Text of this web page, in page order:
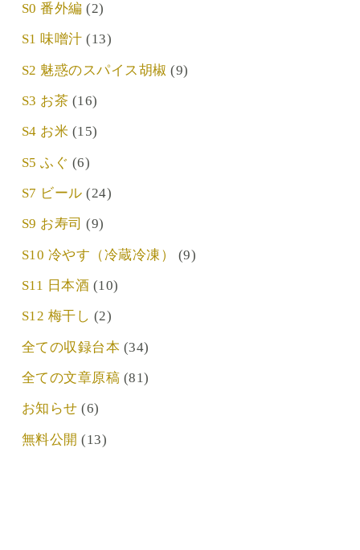
S0 番外編 (2)
S1 味噌汁 (13)
S2 魅惑のスパイス胡椒 (9)
S3 お茶 (16)
S4 お米 (15)
S5 ふぐ (6)
S7 ビール (24)
S9 お寿司 (9)
S10 冷やす（冷蔵冷凍） (9)
S11 日本酒 (10)
S12 梅干し (2)
全ての収録台本 (34)
全ての文章原稿 (81)
お知らせ (6)
無料公開 (13)